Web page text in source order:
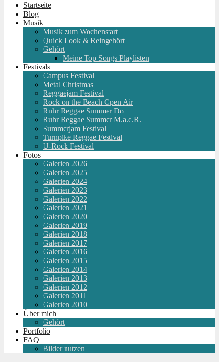
Startseite
Blog
Musik
Musik zum Wochenstart
Quick Look & Reingehört
Gehört
Meine Top Songs Playlisten
Festivals
Campus Festival
Metal Christmas
Reggaejam Festival
Rock on the Beach Open Air
Ruhr Reggae Summer Do
Ruhr Reggae Summer M.a.d.R.
Summerjam Festival
Turnpike Reggae Festival
U-Rock Festival
Fotos
Galerien 2026
Galerien 2025
Galerien 2024
Galerien 2023
Galerien 2022
Galerien 2021
Galerien 2020
Galerien 2019
Galerien 2018
Galerien 2017
Galerien 2016
Galerien 2015
Galerien 2014
Galerien 2013
Galerien 2012
Galerien 2011
Galerien 2010
Über mich
Gehört
Portfolio
FAQ
Bilder nutzen